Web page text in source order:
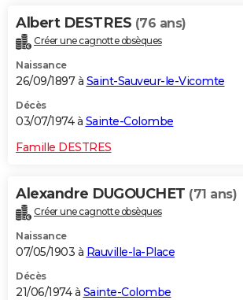
Albert DESTRES (76 ans)
Créer une cagnotte obsèques
Naissance
26/09/1897 à Saint-Sauveur-le-Vicomte
Décès
03/07/1974 à Sainte-Colombe
Famille DESTRES
Alexandre DUGOUCHET (71 ans)
Créer une cagnotte obsèques
Naissance
07/05/1903 à Rauville-la-Place
Décès
21/06/1974 à Sainte-Colombe